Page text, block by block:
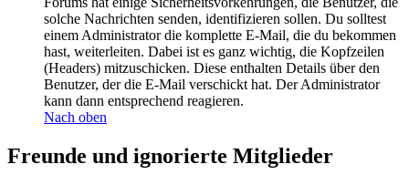
solche Nachrichten senden, identifizieren sollen. Du solltest
einem Administrator die komplette E-Mail, die du bekommen
hast, weiterleiten. Dabei ist es ganz wichtig, die Kopfzeilen
(Headers) mitzuschicken. Diese enthalten Details über den
Benutzer, der die E-Mail verschickt hat. Der Administrator
kann dann entsprechend reagieren.
Nach oben
Freunde und ignorierte Mitglieder